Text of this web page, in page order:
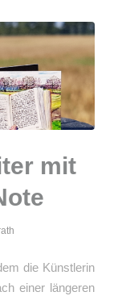
mit
die Künstlerin
einer längeren